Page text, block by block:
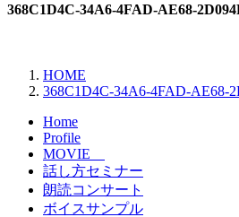
368C1D4C-34A6-4FAD-AE68-
HOME
368C1D4C-34A6-4FAD-AE68-
Home
Profile
MOVIE
話し方セミナー
朗読コンサート
ボイスサンプル